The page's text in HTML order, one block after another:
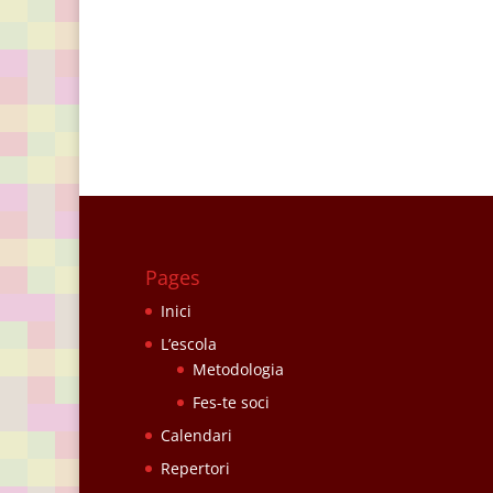
Pages
Inici
L’escola
Metodologia
Fes-te soci
Calendari
Repertori